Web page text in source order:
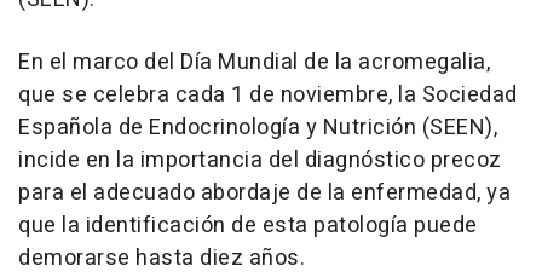
En el marco del Día Mundial de la acromegalia,
que se celebra cada 1 de noviembre, la Sociedad
Española de Endocrinología y Nutrición (SEEN),
incide en la importancia del diagnóstico precoz
para el adecuado abordaje de la enfermedad, ya
que la identificación de esta patología puede
demorarse hasta diez años.